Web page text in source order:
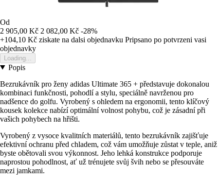
Od
2 905,00 Kč 2 082,00 Kč -28%
+104,10 Kč ziskate na dalsi objednavku Pripsano po potvrzeni vasi
objednavky
Loading...
Popis
Bezrukávník pro ženy adidas Ultimate 365 + představuje dokonalou
kombinaci funkčnosti, pohodlí a stylu, speciálně navrženou pro
nadšence do golfu. Vyrobený s ohledem na ergonomii, tento klíčový
kousek kolekce nabízí optimální volnost pohybu, což je zásadní při
vašich pohybech na hřišti.
Vyrobený z vysoce kvalitních materiálů, tento bezrukávník zajišťuje
efektivní ochranu před chladem, což vám umožňuje zůstat v teple, aniž
byste obětovali svou výkonnost. Jeho lehká konstrukce podporuje
naprostou pohodlnost, ať už trénujete svůj švih nebo se přesouváte
mezi jamkami.